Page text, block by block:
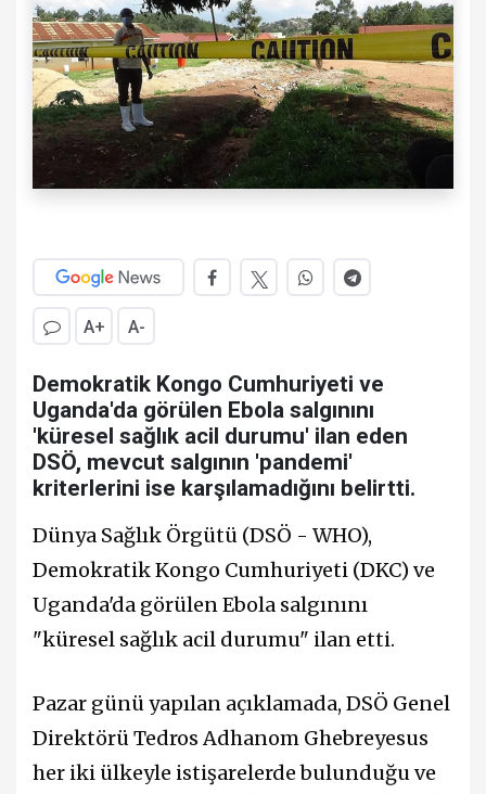
A+ A-
Demokratik Kongo Cumhuriyeti ve
Uganda'da görülen Ebola salgınını
'küresel sağlık acil durumu' ilan eden
DSÖ, mevcut salgının 'pandemi'
kriterlerini ise karşılamadığını belirtti.
Dünya Sağlık Örgütü (DSÖ - WHO),
Demokratik Kongo Cumhuriyeti (DKC) ve
Uganda'da görülen Ebola salgınını
"küresel sağlık acil durumu" ilan etti.
Pazar günü yapılan açıklamada, DSÖ Genel
Direktörü Tedros Adhanom Ghebreyesus
her iki ülkeyle istişarelerde bulunduğu ve